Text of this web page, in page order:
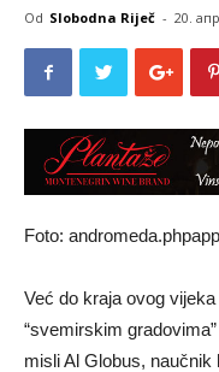
Od Slobodna Riječ - 20.
Foto:
Već do kraja ovog
“svemirskim
misli Al Globus,